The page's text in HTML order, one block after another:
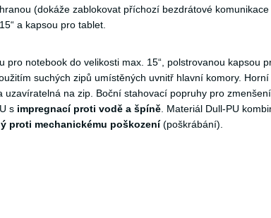
(dokáže zablokovat příchozí bezdrátové
a kapsou pro tablet.
notebook do velikosti max. 15“, polstrovanou kapsou
suchých zipů umístěných uvnitř hlavní komory.
na zip. Boční stahovací popruhy pro
s impregnací proti vodě a špíně . Materiál Dull-PU
proti mechanickému poškození(poškrábání).